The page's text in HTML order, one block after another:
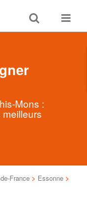
Toggle
search
Toggle
Mons :
France > Essonne >